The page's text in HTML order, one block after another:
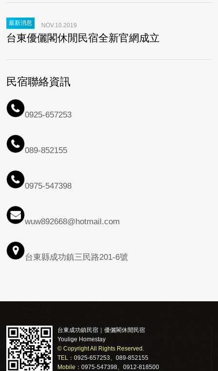
最新消息 NOV.10.2019
台東優儷閣休閒民宿全新官網成立
民宿聯絡資訊
0925-657253
089-852155
0975-547398
wuw892668@hotmail.com
台東縣成功鎮三民路201-6號
台東成功鎮民宿｜優儷閣休閒民宿
Youlige Homestay
© Copyright All Rights Reserved.
TEL：0925-657253、089-852155
Mobile：0975-547398、0912-818500